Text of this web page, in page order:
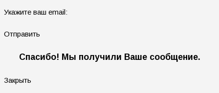
Укажите ваш email:
Отправить
Спасибо! Мы получили Ваше сообщение.
Закрыть